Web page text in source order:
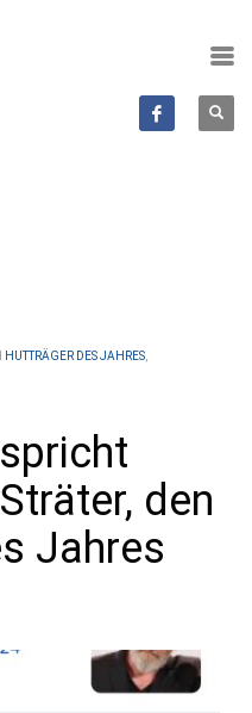
HUTTRÄGER DES JAHRES
den
Jahres